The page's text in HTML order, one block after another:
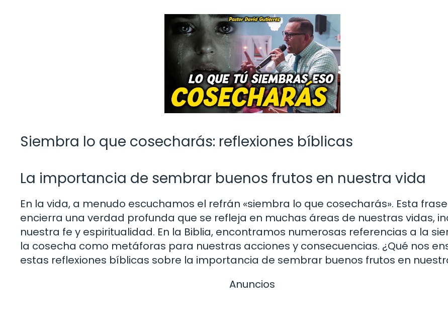
Siembra lo que cosecharás: reflexiones bíblicas
La importancia de sembrar buenos frutos en nuestra vida
En la vida, a menudo escuchamos el refrán «siembra lo que cosecharás». Esta
encierra una verdad profunda que se refleja en muchas áreas de nuestras vidas,
nuestra fe y espiritualidad. En la Biblia, encontramos numerosas referencias a la
la cosecha como metáforas para nuestras acciones y consecuencias. ¿Qué nos
estas reflexiones bíblicas sobre la importancia de sembrar buenos frutos en
Anuncios